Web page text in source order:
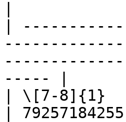
|
----- |
| \[7-8]{1}
|